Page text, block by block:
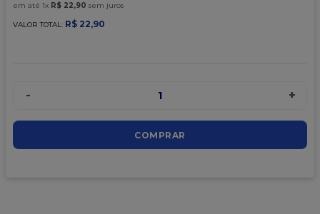
em até 1x R$ 22,90 sem juros
VALOR TOTAL: R$ 22,90
- 1 +
COMPRAR
10º chocolate